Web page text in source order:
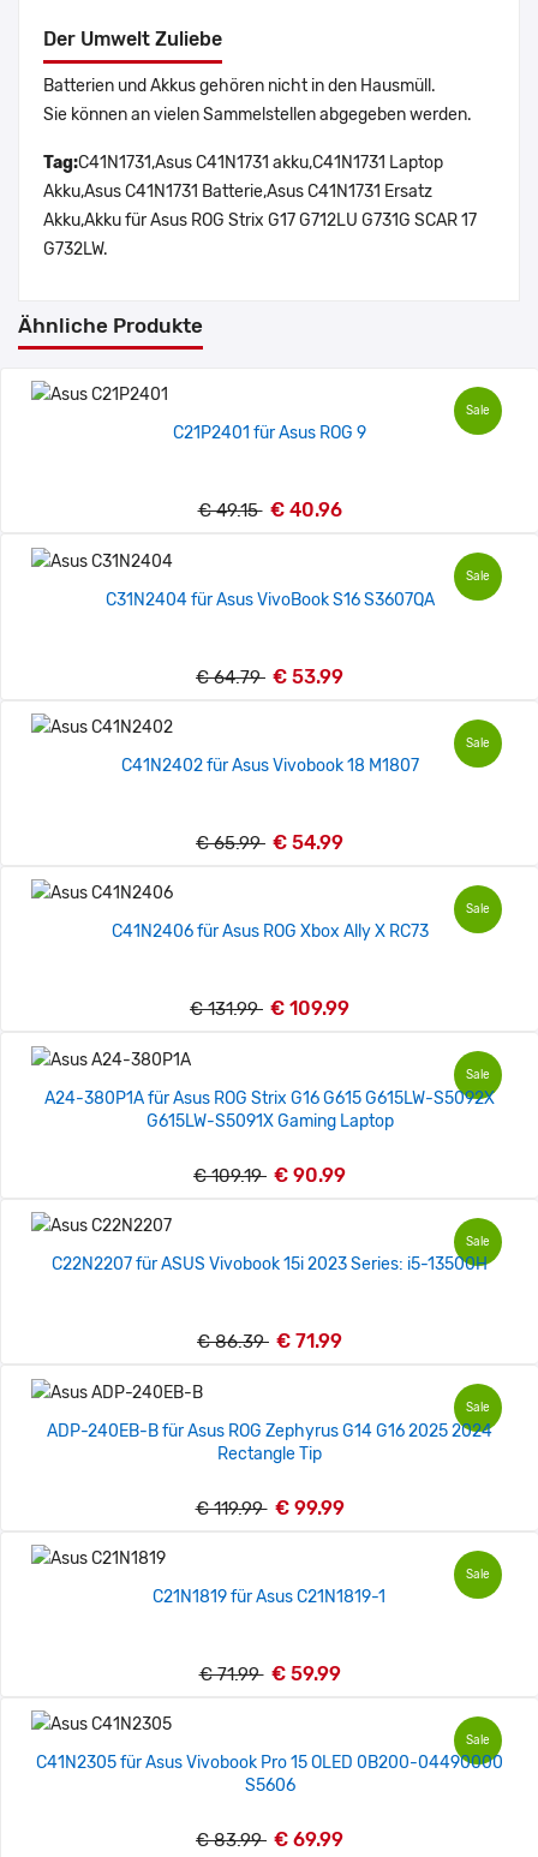
Der Umwelt Zuliebe
Batterien und Akkus gehören nicht in den Hausmüll.
Sie können an vielen Sammelstellen abgegeben werden.
Tag:C41N1731,Asus C41N1731 akku,C41N1731 Laptop
Akku,Asus C41N1731 Batterie,Asus C41N1731 Ersatz
Akku,Akku für Asus ROG Strix G17 G712LU G731G SCAR 17
G732LW.
Ähnliche Produkte
Sale
C21P2401 für Asus ROG 9
€ 49.15 € 40.96
Sale
C31N2404 für Asus VivoBook S16 S3607QA
€ 64.79 € 53.99
Sale
C41N2402 für Asus Vivobook 18 M1807
€ 65.99 € 54.99
Sale
C41N2406 für Asus ROG Xbox Ally X RC73
€ 131.99 € 109.99
Sale
A24-380P1A für Asus ROG Strix G16 G615 G615LW-S5092X
G615LW-S5091X Gaming Laptop
€ 109.19 € 90.99
Sale
C22N2207 für ASUS Vivobook 15i 2023 Series: i5-13500H
€ 86.39 € 71.99
Sale
ADP-240EB-B für Asus ROG Zephyrus G14 G16 2025 2024
Rectangle Tip
€ 119.99 € 99.99
Sale
C21N1819 für Asus C21N1819-1
€ 71.99 € 59.99
Sale
C41N2305 für Asus Vivobook Pro 15 OLED 0B200-04490000
S5606
€ 83.99 € 69.99